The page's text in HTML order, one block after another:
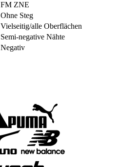
FM ZNE
Ohne Steg
Vielseitig/alle Oberflächen
Semi-negative Nähte
Negativ